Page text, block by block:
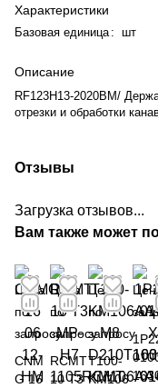
Характеристики
Базовая единица : шт
Описание
RF123H13-2020BM/
отрезки и обработки
Отзывы
Загрузка отзывов...
Вам также может
Цена
по
запросу
CNM
G 16
Цена
по
запросу
RCMT
10 T3
Цена
по
запросу
T100-
KM106